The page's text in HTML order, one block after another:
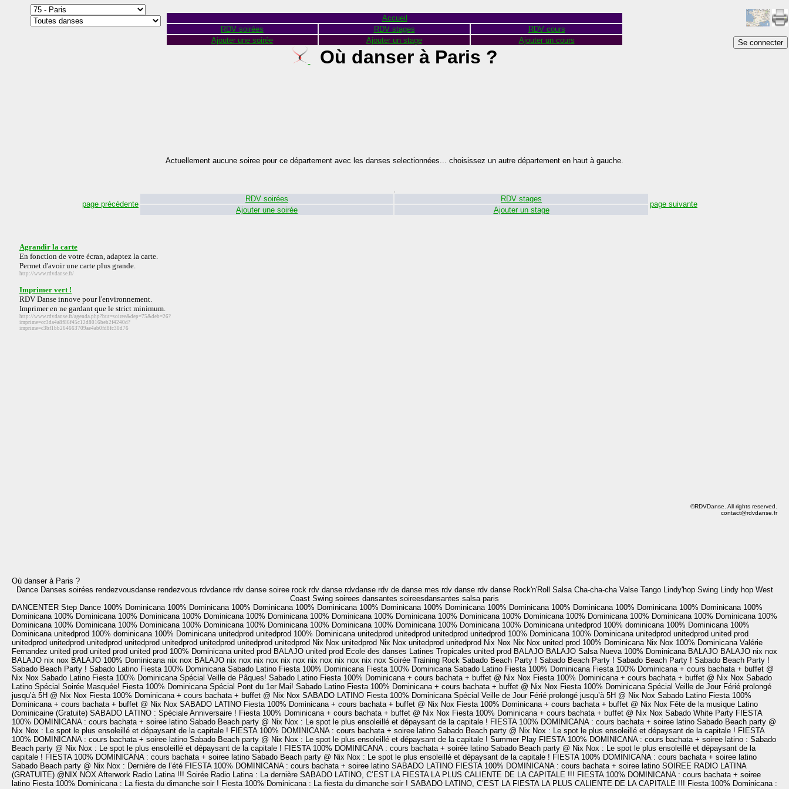
Se connecter
Accueil
RDV soirées
RDV stages
RDV cours
Ajouter une soirée
Ajouter un stage Ajouter un cours
Où danser à Paris ?
Actuellement aucune soiree pour ce département avec les danses selectionnées... choisissez un autre département en haut à gauche.
page précédente
RDV soirées RDV stages
page suivante
Ajouter une soirée Ajouter un stage
Agrandir la carte
En fonction de votre écran, adaptez la carte.
Permet d'avoir une carte plus grande.
http://www.rdvdanse.fr/
Imprimer vert !
RDV Danse innove pour l'environnement.
Imprimer en ne gardant que le strict minimum.
http://www.rdvdanse.fr/agenda.php?but=soiree&dep=75&deb=26?
imprime=cc3da4a8f86f45c12d8016beb2f4240d?
imprime=c3bf1bb264663709ae4ab0fd8fc30d76
©RDVDanse. All rights reserved.
contact@rdvdanse.fr
Où danser à Paris ?
Dance Danses soirées rendezvousdanse rendezvous rdvdance rdv danse soiree rock rdv danse rdvdanse rdv de danse mes rdv danse rdv danse Rock'n'Roll Salsa Cha-cha-cha Valse Tango Lindy'hop Swing Lindy hop West
Coast Swing soirees dansantes soireesdansantes salsa paris
DANCENTER Step Dance 100% Dominicana 100% Dominicana 100% Dominicana 100% Dominicana 100% Dominicana 100% Dominicana 100% Dominicana 100% Dominicana 100% Dominicana 100% Dominicana 100%
Dominicana 100% Dominicana 100% Dominicana 100% Dominicana 100% Dominicana 100% Dominicana 100% Dominicana 100% Dominicana 100% Dominicana 100% Dominicana 100% Dominicana 100% Dominicana 100%
Dominicana 100% Dominicana 100% Dominicana 100% Dominicana 100% Dominicana 100% Dominicana 100% Dominicana 100% Dominicana 100% Dominicana unitedprod 100% dominicana 100% Dominicana 100%
Dominicana unitedprod 100% dominicana 100% Dominicana unitedprod unitedprod 100% Dominicana unitedprod unitedprod unitedprod unitedprod 100% Dominicana 100% Dominicana unitedprod unitedprod united prod
unitedprod unitedprod unitedprod unitedprod unitedprod unitedprod unitedprod unitedprod Nix Nox unitedprod Nix Nox unitedprod unitedprod Nix Nox Nix Nox united prod 100% Dominicana Nix Nox 100% Dominicana Valérie
Fernandez united prod united prod united prod 100% Dominicana united prod BALAJO united prod Ecole des danses Latines Tropicales united prod BALAJO BALAJO Salsa Nueva 100% Dominicana BALAJO BALAJO nix nox
BALAJO nix nox BALAJO 100% Dominicana nix nox BALAJO nix nox nix nox nix nox nix nox nix nox nix nox Soirée Training Rock Sabado Beach Party ! Sabado Beach Party ! Sabado Beach Party ! Sabado Beach Party !
Sabado Beach Party ! Sabado Latino Fiesta 100% Dominicana Sabado Latino Fiesta 100% Dominicana Fiesta 100% Dominicana Sabado Latino Fiesta 100% Dominicana Fiesta 100% Dominicana + cours bachata + buffet @
Nix Nox Sabado Latino Fiesta 100% Dominicana Spécial Veille de Pâques! Sabado Latino Fiesta 100% Dominicana + cours bachata + buffet @ Nix Nox Fiesta 100% Dominicana + cours bachata + buffet @ Nix Nox Sabado
Latino Spécial Soirée Masquée! Fiesta 100% Dominicana Spécial Pont du 1er Mai! Sabado Latino Fiesta 100% Dominicana + cours bachata + buffet @ Nix Nox Fiesta 100% Dominicana Spécial Veille de Jour Férié prolongé
jusqu’à 5H @ Nix Nox Fiesta 100% Dominicana + cours bachata + buffet @ Nix Nox SABADO LATINO Fiesta 100% Dominicana Spécial Veille de Jour Férié prolongé jusqu’à 5H @ Nix Nox Sabado Latino Fiesta 100%
Dominicana + cours bachata + buffet @ Nix Nox SABADO LATINO Fiesta 100% Dominicana + cours bachata + buffet @ Nix Nox Fiesta 100% Dominicana + cours bachata + buffet @ Nix Nox Fête de la musique Latino
Dominicaine (Gratuite) SABADO LATINO : Spéciale Anniversaire ! Fiesta 100% Dominicana + cours bachata + buffet @ Nix Nox Fiesta 100% Dominicana + cours bachata + buffet @ Nix Nox Sabado White Party FIESTA
100% DOMINICANA : cours bachata + soiree latino Sabado Beach party @ Nix Nox : Le spot le plus ensoleillé et dépaysant de la capitale ! FIESTA 100% DOMINICANA : cours bachata + soiree latino Sabado Beach party @
Nix Nox : Le spot le plus ensoleillé et dépaysant de la capitale ! FIESTA 100% DOMINICANA : cours bachata + soiree latino Sabado Beach party @ Nix Nox : Le spot le plus ensoleillé et dépaysant de la capitale ! FIESTA
100% DOMINICANA : cours bachata + soiree latino Sabado Beach party @ Nix Nox : Le spot le plus ensoleillé et dépaysant de la capitale ! Summer Play FIESTA 100% DOMINICANA : cours bachata + soiree latino : Sabado
Beach party @ Nix Nox : Le spot le plus ensoleillé et dépaysant de la capitale ! FIESTA 100% DOMINICANA : cours bachata + soirée latino Sabado Beach party @ Nix Nox : Le spot le plus ensoleillé et dépaysant de la
capitale ! FIESTA 100% DOMINICANA : cours bachata + soiree latino Sabado Beach party @ Nix Nox : Le spot le plus ensoleillé et dépaysant de la capitale ! FIESTA 100% DOMINICANA : cours bachata + soiree latino
Sabado Beach party @ Nix Nox : Dernière de l’été FIESTA 100% DOMINICANA : cours bachata + soiree latino SABADO LATINO FIESTA 100% DOMINICANA : cours bachata + soiree latino SOIREE RADIO LATINA
(GRATUITE) @NIX NOX Afterwork Radio Latina !!! Soirée Radio Latina : La dernière SABADO LATINO, C’EST LA FIESTA LA PLUS CALIENTE DE LA CAPITALE !!! FIESTA 100% DOMINICANA : cours bachata + soiree
latino Fiesta 100% Dominicana : La fiesta du dimanche soir ! Fiesta 100% Dominicana : La fiesta du dimanche soir ! SABADO LATINO, C’EST LA FIESTA LA PLUS CALIENTE DE LA CAPITALE !!! Fiesta 100% Dominicana :